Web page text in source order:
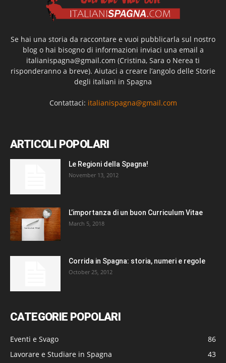
Se hai una storia da raccontare e vuoi pubblicarla sul nostro
blog o hai bisogno di informazioni inviaci una email a
italianispagna@gmail.com (Cristina, Sara o Nerea ti
risponderanno a breve). Aiutaci a creare l’angolo delle Storie
degli italiani in Spagna
Contattaci: italianispagna@gmail.com
ARTICOLI POPOLARI
Le Regioni della Spagna!
November 13, 2012
L’importanza di un buon Curriculum Vitae
March 5, 2018
Corrida in Spagna: storia, numeri e regole
October 25, 2012
CATEGORIE POPOLARI
Eventi e Svago
86
Lavorare e Studiare in Spagna
43